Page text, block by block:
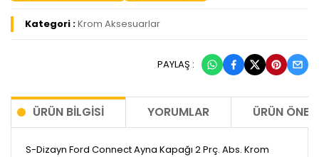
Kategori :Krom Aksesuarlar
PAYLAŞ :
ÜRÜN BILGISI YORUMLAR ÜRÜN
S-Dizayn Ford Connect Ayna Kapağı 2 Prç. Abs. Krom